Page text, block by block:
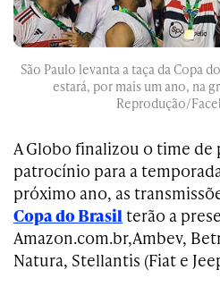
São Paulo levanta a taça da Copa
estará, por mais um ano, na
Reprodução/
A Globo finalizou o time de
patrocínio para a
próximo ano, as
Copa do Brasilterão a
Amazon.com.br,Ambev,
Natura, Stellantis (Fiat e